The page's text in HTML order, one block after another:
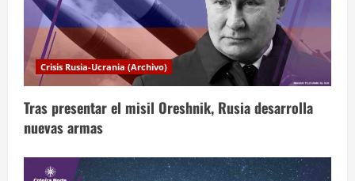
n
d
e
e
n
Crisis Rusia-Ucrania (Archivo)
Tras presentar el misil Oreshnik, Rusia desarrolla
nuevas armas